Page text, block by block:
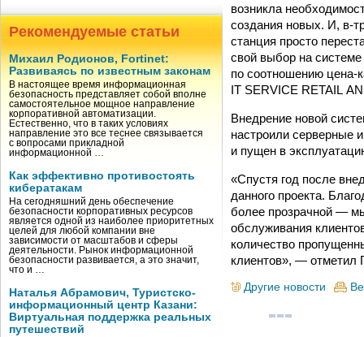
Рекомендуемые статьи
Михаил Родионов, Fortinet:
Развиваясь по известным законам
В настоящее время информационная
безопасность представляет собой вполне
самостоятельное мощное направление
корпоративной автоматизации.
Естественно, что в таких условиях
направление это все теснее связывается
с вопросами прикладной
информационной …
Как эффективно противостоять
кибератакам
На сегодняшний день обеспечение
безопасности корпоративных ресурсов
является одной из наиболее приоритетных
целей для любой компании вне
зависимости от масштабов и сферы
деятельности. Рынок информационной
безопасности развивается, а это значит,
что и …
Наталья Абрамович, Туристско-
информационный центр Казани:
Виртуальная поддержка реальных
путешествий
возникла
создания новых. И, в-
станция просто
свой выбор на системе
по соотношению цена-
IT SERVICE RETAIL
Внедрение новой
настроили серверные
и пущен в
«Спустя год после
данного проекта.
более прозрачной —
обслуживания
количество
клиентов», — отметил
Другие новости